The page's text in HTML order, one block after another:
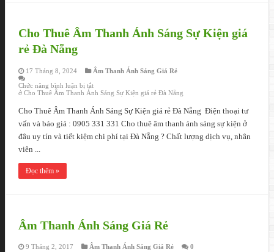
Cho Thuê Âm Thanh Ánh Sáng Sự Kiện giá
rẻ Đà Nẵng
17 Tháng 8, 2024
Âm Thanh Ánh Sáng Giá Rẻ
Chức năng bình luận bị tắt
ở Cho Thuê Âm Thanh Ánh Sáng Sự Kiện giá rẻ Đà Nẵng
Cho Thuê Âm Thanh Ánh Sáng Sự Kiện giá rẻ Đà Nẵng Điện thoại tư
vấn và báo giá : 0905 331 331 Cho thuê âm thanh ánh sáng sự kiện ở
đâu uy tín và tiết kiệm chi phí tại Đà Nẵng ? Chất lượng dịch vụ, nhân
viên ...
Đọc thêm »
Âm Thanh Ánh Sáng Giá Rẻ
9 Tháng 2, 2017 Âm Thanh Ánh Sáng Giá Rẻ 0